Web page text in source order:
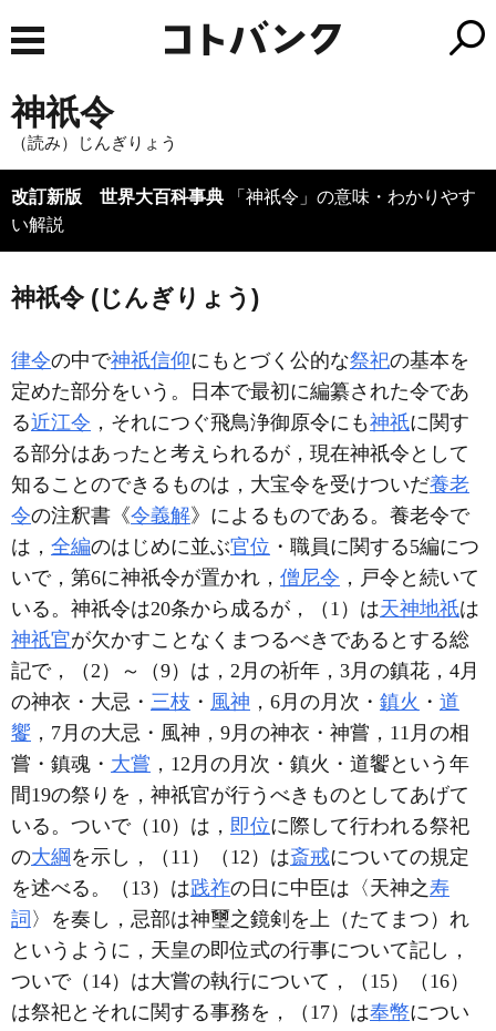
神祇令
（読み）じんぎりょう
改訂新版 世界大百科事典 「神祇令」の意味・わかりやす
い解説
神祇令 (じんぎりょう)
律令の中で神祇信仰にもとづく公的な祭祀の基本を
定めた部分をいう。日本で最初に編纂された令であ
る近江令 ，それにつぐ飛鳥浄御原令にも神祇に関す
る部分はあったと考えられるが，現在神祇令として
知ることのできるものは，大宝令を受けついだ養老
令の注釈書《令義解》によるものである。養老令で
は， 全編のはじめに並ぶ官位 ・職員に関する5編につ
いで，第6に神祇令が置かれ， 僧尼令 ，戸令と続いて
いる。神祇令は20条から成るが，（1）は天神地祇は
神祇官が欠かすことなくまつるべきであるとする総
記で，（2）～（9）は，2月の祈年，3月の鎮花，4月
の神衣・大忌・ 三枝 ・ 風神 ，6月の月次・ 鎮火 ・ 道
饗 ，7月の大忌・風神，9月の神衣・神嘗，11月の相
嘗・鎮魂・ 大嘗 ，12月の月次・鎮火・道饗という年
間19の祭りを，神祇官が行うべきものとしてあげて
いる。ついで（10）は， 即位に際して行われる祭祀
の大綱 を示し，（11）（12）は斎戒についての規定
を述べる。（13）は践祚の日に中臣は〈天神之寿
詞 〉を奏し，忌部は神璽之鏡剣を上（たてまつ）れ
というように，天皇の即位式の行事について記し，
ついで（14）は大嘗の執行について，（15）（16）
は祭祀とそれに関する事務を，（17）は奉幣につい